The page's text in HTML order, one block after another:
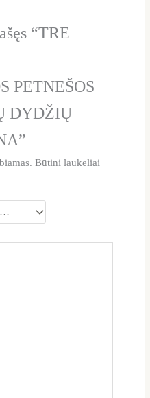
“TRE
PETNEŠOS
DYDŽIŲ
Būtini laukeliai